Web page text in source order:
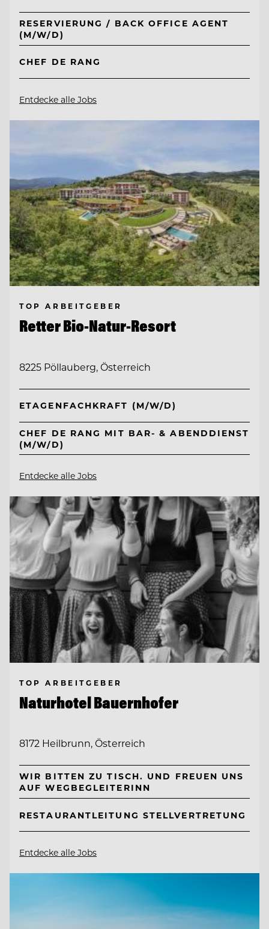
RESERVIERUNG / BACK OFFICE AGENT
(M/W/D)
CHEF DE RANG
Entdecke alle Jobs
TOP ARBEITGEBER
Retter Bio-Natur-Resort
8225 Pöllauberg, Österreich
ETAGENFACHKRAFT (M/W/D)
CHEF DE RANG MIT BAR- & ABENDDIENST
(M/W/D)
Entdecke alle Jobs
TOP ARBEITGEBER
Naturhotel Bauernhofer
8172 Heilbrunn, Österreich
WIR BITTEN ZU TISCH. UND FREUEN UNS
AUF WEGBEGLEITERINN
RESTAURANTLEITUNG STELLVERTRETUNG
Entdecke alle Jobs